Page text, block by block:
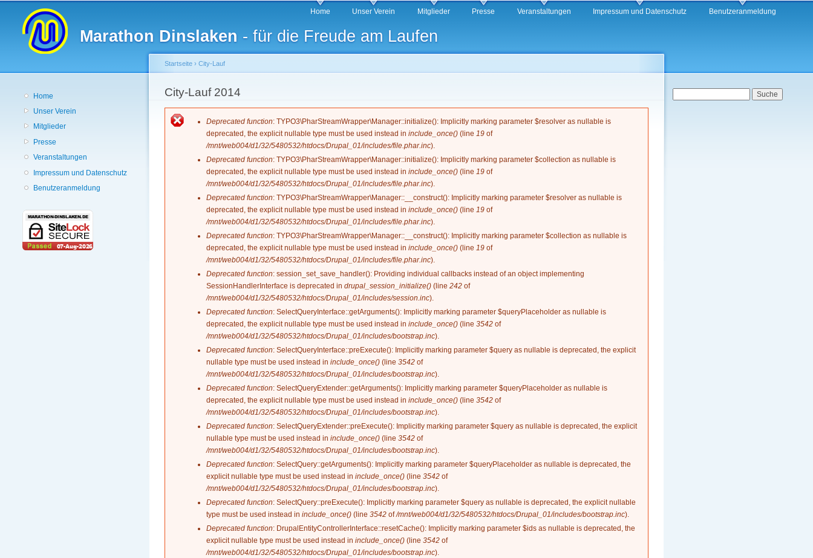
Direkt
Inhalt
Marathon Dinslaken - für die Freude am Laufen
Hauptmenü Home Unser Verein Mitglieder Presse Veranstaltungen Impressum und Datenschutz Benutzeranmeldung
Home
Unser Verein
Mitglieder
Presse
Veranstaltungen
Impressum und Datenschutz
Benutzeranmeldung
Sie sind hier
Startseite › City-Lauf
City-Lauf 2014
Fehlermeldung
Deprecated function: TYPO3\PharStreamWrapper\Manager::initialize(): Implicitly marking parameter $resolver as nullable is
deprecated, the explicit nullable type must be used instead ininclude_once() (line19 of
/mnt/web004/d1/32/5480532/htdocs/Drupal_01/includes/file.phar.inc).
Deprecated function: TYPO3\PharStreamWrapper\Manager::initialize(): Implicitly marking parameter $collection as nullable is
deprecated, the explicit nullable type must be used instead ininclude_once() (line19 of
/mnt/web004/d1/32/5480532/htdocs/Drupal_01/includes/file.phar.inc).
Deprecated function: TYPO3\PharStreamWrapper\Manager::__construct(): Implicitly marking parameter $resolver as nullable is
deprecated, the explicit nullable type must be used instead ininclude_once() (line19 of
/mnt/web004/d1/32/5480532/htdocs/Drupal_01/includes/file.phar.inc).
Deprecated function: TYPO3\PharStreamWrapper\Manager::__construct(): Implicitly marking parameter $collection as nullable is
deprecated, the explicit nullable type must be used instead ininclude_once() (line19 of
/mnt/web004/d1/32/5480532/htdocs/Drupal_01/includes/file.phar.inc).
Deprecated function: session_set_save_handler(): Providing individual callbacks instead of an object implementing
SessionHandlerInterface is deprecated indrupal_session_initialize() (line242 of
/mnt/web004/d1/32/5480532/htdocs/Drupal_01/includes/session.inc).
Deprecated function: SelectQueryInterface::getArguments(): Implicitly marking parameter $queryPlaceholder as nullable is
deprecated, the explicit nullable type must be used instead ininclude_once() (line3542 of
/mnt/web004/d1/32/5480532/htdocs/Drupal_01/includes/bootstrap.inc).
Deprecated function: SelectQueryInterface::preExecute(): Implicitly marking parameter $query as nullable is deprecated, the explicit
nullable type must be used instead ininclude_once() (line3542 of
/mnt/web004/d1/32/5480532/htdocs/Drupal_01/includes/bootstrap.inc).
Deprecated function: SelectQueryExtender::getArguments(): Implicitly marking parameter $queryPlaceholder as nullable is
deprecated, the explicit nullable type must be used instead ininclude_once() (line3542 of
/mnt/web004/d1/32/5480532/htdocs/Drupal_01/includes/bootstrap.inc).
Deprecated function: SelectQueryExtender::preExecute(): Implicitly marking parameter $query as nullable is deprecated, the explicit
nullable type must be used instead ininclude_once() (line3542 of
/mnt/web004/d1/32/5480532/htdocs/Drupal_01/includes/bootstrap.inc).
Deprecated function: SelectQuery::getArguments(): Implicitly marking parameter $queryPlaceholder as nullable is deprecated, the
explicit nullable type must be used instead ininclude_once() (line3542 of
/mnt/web004/d1/32/5480532/htdocs/Drupal_01/includes/bootstrap.inc).
Deprecated function: SelectQuery::preExecute(): Implicitly marking parameter $query as nullable is deprecated, the explicit nullable
type must be used instead ininclude_once() (line3542 of/mnt/web004/d1/32/5480532/htdocs/Drupal_01/includes/bootstrap.inc).
Deprecated function: DrupalEntityControllerInterface::resetCache(): Implicitly marking parameter $ids as nullable is deprecated, the
explicit nullable type must be used instead ininclude_once() (line3542 of
/mnt/web004/d1/32/5480532/htdocs/Drupal_01/includes/bootstrap.inc).